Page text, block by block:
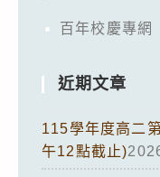
百年校慶專網
近期文章
115學年度高二
午12點截止)